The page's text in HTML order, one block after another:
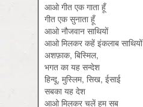
आओ गीत एक गाता हूँ
गीत एक सुनाता हूँ
आओ नौजवान साथियों
आओ मिलकर कहें इंकलाब साथियों
अशफ़ाक, बिस्मिल,
भगत का यह सन्देश
हिन्दू, मुस्लिम, सिख, ईसाई
सबका यह देश
आओ मिलकर चलें हम सब